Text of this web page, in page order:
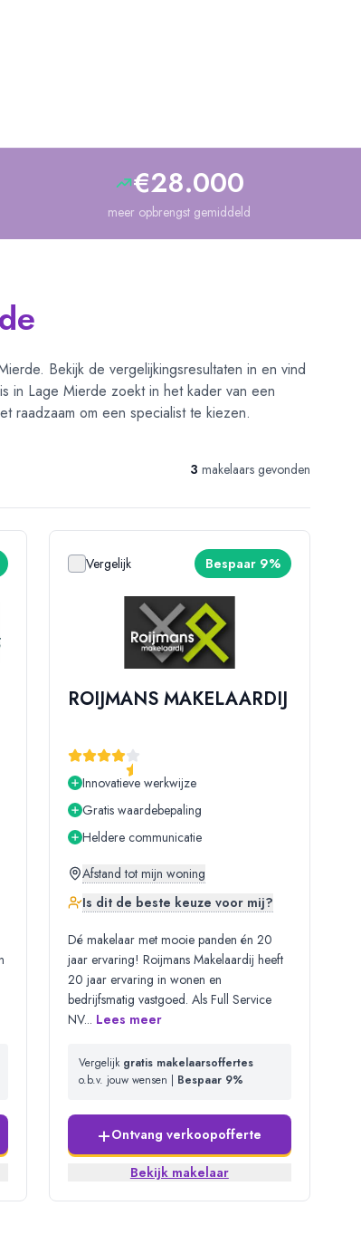
€28.000
meer opbrengst gemiddeld
. Bekijk de vergelijkingsresultaten in en vind
in Lage Mierde zoekt in het kader van een
raadzaam om een specialist te kiezen.
3 makelaars gevonden
Vergelijk Bespaar 9%
ROIJMANS MAKELAARDIJ
Innovatieve werkwijze
Gratis waardebepaling
Heldere communicatie
Afstand tot mijn woning
Is dit de beste keuze voor mij?
Dé makelaar met mooie panden én 20
jaar ervaring! Roijmans Makelaardij heeft
20 jaar ervaring in wonen en
bedrijfsmatig vastgoed. Als Full Service
NV... Lees meer
Vergelijk gratis makelaarsoffertes
o.b.v. jouw wensen | Bespaar 9%
+Ontvang verkoopofferte
Bekijk makelaar